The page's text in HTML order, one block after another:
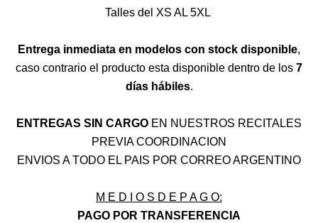
Talles del XS AL 5XL
Entrega inmediata en modelos con stock disponible,
caso contrario el producto esta disponible dentro de los 7
días hábiles.
ENTREGAS SIN CARGO EN NUESTROS RECITALES
PREVIA COORDINACION
ENVIOS A TODO EL PAIS POR CORREO ARGENTINO
M E D I O S D E P A G O:
PAGO POR TRANSFERENCIA